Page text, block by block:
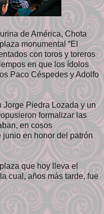
de América, Chota
monumental “El
con toros y toreros
en que los ídolos
Paco Céspedes y Adolfo
Piedra Lozada y un
formalizar las
en cosos
en honor del patrón
que hoy lleva el
cual, años más tarde, fue